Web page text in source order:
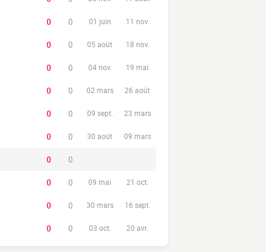
0 0 01 juin 11 nov.
0 0 05 août 18 nov.
0 0 04 nov. 19 mai
0 0 02 mars 26 août
0 0 09 sept. 23 mars
0 0 30 août 09 mars
0 0
0 0 09 mai 21 oct.
0 0 30 mars 16 sept.
0 0 03 oct. 20 avr.